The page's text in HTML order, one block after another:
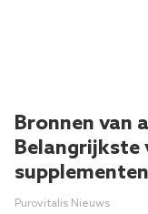
Bronnen van
Belangrijkste
supplementen
Purovitalis Nieuws